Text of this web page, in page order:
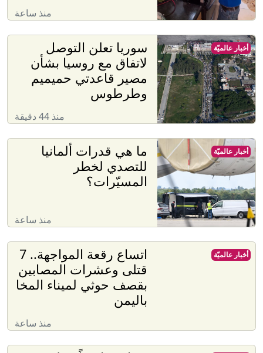
منذ ساعة
سوريا تعلن التوصل
لاتفاق مع روسيا بشأن
مصير قاعدتي حميميم
وطرطوس
منذ 44 دقيقة
أخبار عالميّة
ما هي قدرات ألمانيا
للتصدي لخطر
المسيّرات؟
منذ ساعة
أخبار عالميّة
اتساع رقعة المواجهة.. 7
قتلى وعشرات المصابين
بقصف حوثي لميناء المخا
باليمن
منذ ساعة
أخبار عالميّة